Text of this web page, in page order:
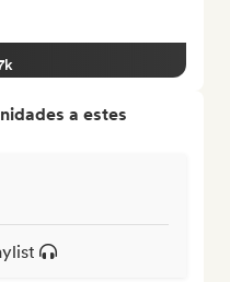
a estes